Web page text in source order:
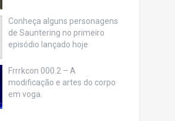
Conheça alguns personagens
de Sauntering no primeiro
episódio lançado hoje
Frrrkcon 000.2 – A
modificação e artes do corpo
em voga.